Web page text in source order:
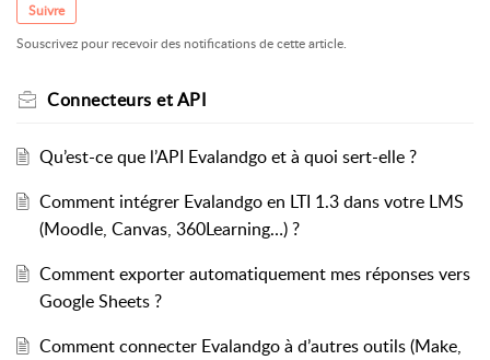
Suivre
Souscrivez pour recevoir des notifications de cette article.
Connecteurs et API
Qu’est-ce que l’API Evalandgo et à quoi sert-elle ?
Comment intégrer Evalandgo en LTI 1.3 dans votre LMS
(Moodle, Canvas, 360Learning…) ?
Comment exporter automatiquement mes réponses vers
Google Sheets ?
Comment connecter Evalandgo à d’autres outils (Make,